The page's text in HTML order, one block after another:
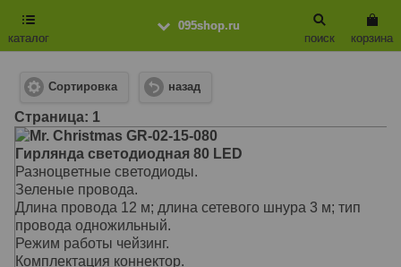
095shop.ru
каталог
корзина
поиск
Сортировка назад
Cтраница: 1
Mr. Christmas GR-02-15-080
Гирлянда светодиодная 80 LED
Разноцветные светодиоды.
Зеленые провода.
Длина провода 12 м; длина сетевого шнура 3 м; тип
провода одножильный.
Режим работы чейзинг.
Комплектация коннектор.